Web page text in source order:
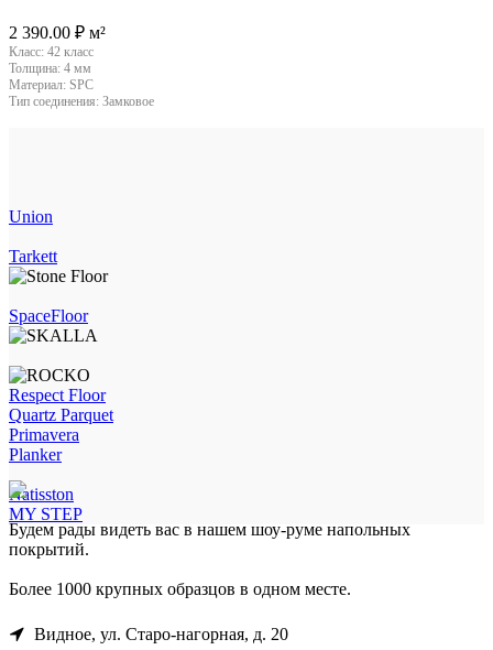
2 390.00 ₽ м²
Класс: 42 класс
Толщина: 4 мм
Материал: SPC
Тип соединения: Замковое
Union
Tarkett
SpaceFloor
Respect Floor
Quartz Parquet
Primavera
Planker
Natisston
MY STEP
Будем рады видеть вас в нашем шоу-руме напольных
покрытий.
Более 1000 крупных образцов в одном месте.
Видное, ул. Старо-нагорная, д. 20